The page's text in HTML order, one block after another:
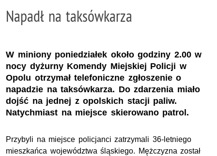
Napadł na taksówkarza
W miniony poniedziałek około godziny 2.00 w
nocy dyżurny Komendy Miejskiej Policji w
Opolu otrzymał telefoniczne zgłoszenie o
napadzie na taksówkarza. Do zdarzenia miało
dojść na jednej z opolskich stacji paliw.
Natychmiast na miejsce skierowano patrol.
Przybyli na miejsce policjanci zatrzymali 36-letniego
mieszkańca województwa śląskiego. Mężczyzna został